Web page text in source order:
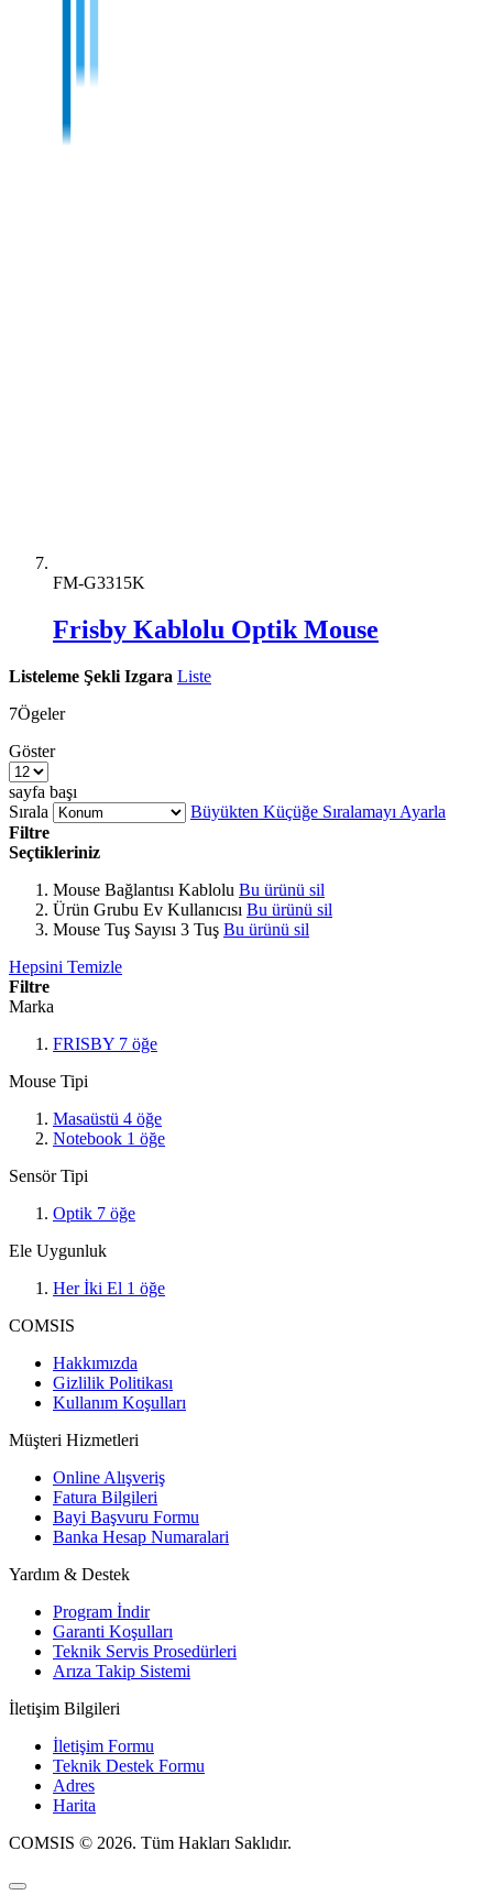
FM-G3315K
Frisby Kablolu Optik Mouse
Listeleme Şekli Izgara Liste
7Ögeler
Göster
sayfa başı
Sırala
Büyükten Küçüğe Sıralamayı Ayarla
Filtre
Seçtikleriniz
Mouse Bağlantısı Kablolu Bu ürünü sil
Ürün Grubu Ev Kullanıcısı Bu ürünü sil
Mouse Tuş Sayısı 3 Tuş Bu ürünü sil
Hepsini Temizle
Filtre
Marka
FRISBY 7 öğe
Mouse Tipi
Masaüstü 4 öğe
Notebook 1 öğe
Sensör Tipi
Optik 7 öğe
Ele Uygunluk
Her İki El 1 öğe
COMSIS
Hakkımızda
Gizlilik Politikası
Kullanım Koşulları
Müşteri Hizmetleri
Online Alışveriş
Fatura Bilgileri
Bayi Başvuru Formu
Banka Hesap Numaralari
Yardım & Destek
Program İndir
Garanti Koşulları
Teknik Servis Prosedürleri
Arıza Takip Sistemi
İletişim Bilgileri
İletişim Formu
Teknik Destek Formu
Adres
Harita
COMSIS © 2026. Tüm Hakları Saklıdır.